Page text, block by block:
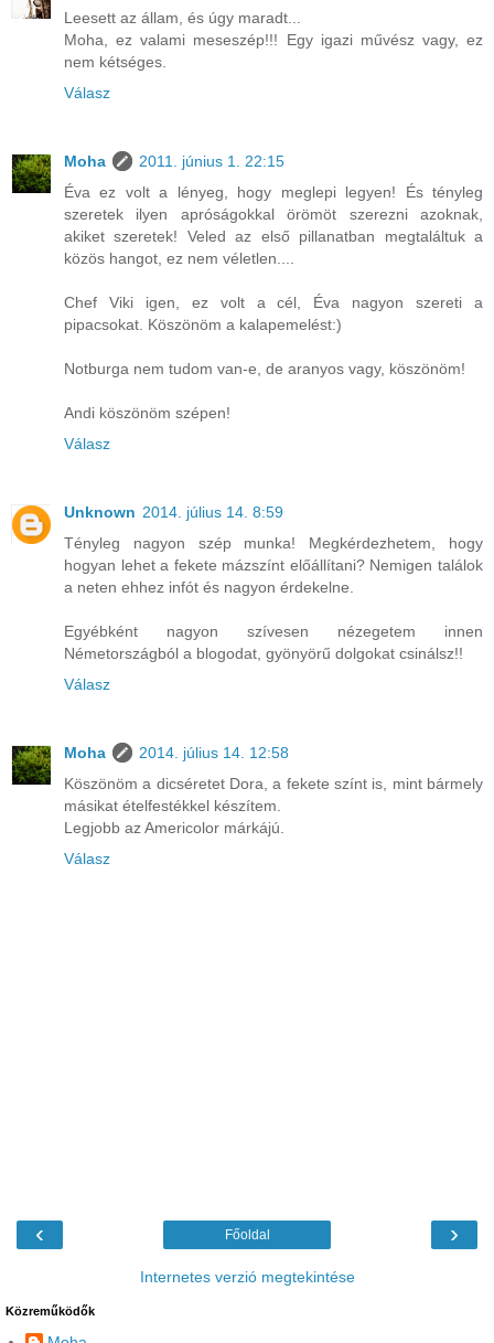
Leesett az állam, és úgy maradt...
Moha, ez valami meseszép!!! Egy igazi művész vagy, ez
nem kétséges.
Válasz
Moha
2011. június 1. 22:15
Éva ez volt a lényeg, hogy meglepi legyen! És tényleg
szeretek ilyen apróságokkal örömöt szerezni azoknak,
akiket szeretek! Veled az első pillanatban megtaláltuk a
közös hangot, ez nem véletlen....
Chef Viki igen, ez volt a cél, Éva nagyon szereti a
pipacsokat. Köszönöm a kalapemelést:)
Notburga nem tudom van-e, de aranyos vagy, köszönöm!
Andi köszönöm szépen!
Válasz
Unknown 2014. július 14. 8:59
Tényleg nagyon szép munka! Megkérdezhetem, hogy
hogyan lehet a fekete mázszínt előállítani? Nemigen találok
a neten ehhez infót és nagyon érdekelne.
Egyébként nagyon szívesen nézegetem innen
Németországból a blogodat, gyönyörű dolgokat csinálsz!!
Válasz
Moha
2014. július 14. 12:58
Köszönöm a dicséretet Dora, a fekete színt is, mint bármely
másikat ételfestékkel készítem.
Legjobb az Americolor márkájú.
Válasz
‹ ›
Főoldal
Internetes verzió megtekintése
Közreműködők